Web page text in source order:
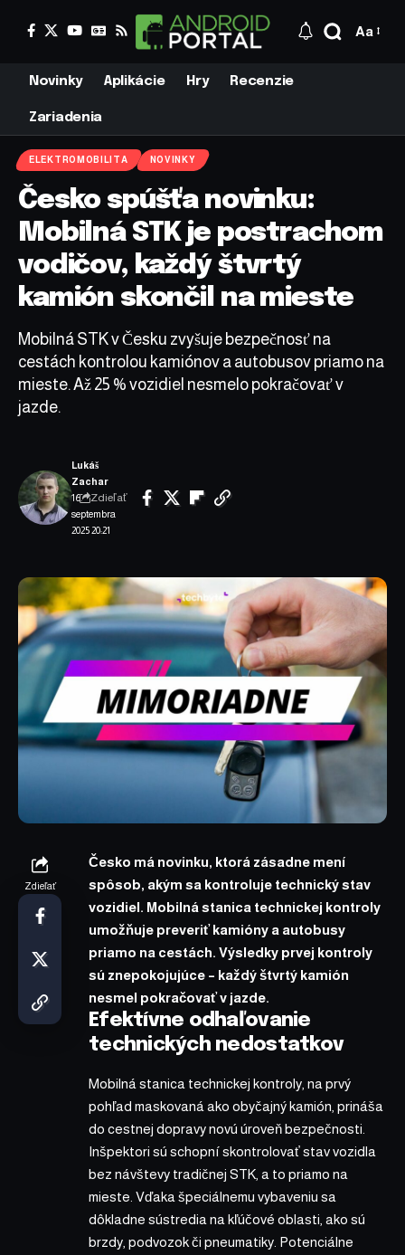
Aa
Novinky Aplikácie Hry Recenzie
Zariadenia
ELEKTROMOBILITA NOVINKY
Česko spúšťa novinku:
Mobilná STK je postrachom
vodičov, každý štvrtý
kamión skončil na mieste
Mobilná STK v Česku zvyšuje bezpečnosť na
cestách kontrolou kamiónov a autobusov priamo na
mieste. Až 25 % vozidiel nesmelo pokračovať v
jazde.
16.
septembra
2025 20:21
Lukáš
Zachar
Zdieľať
Zdieľať
Česko má novinku, ktorá zásadne mení
spôsob, akým sa kontroluje technický stav
vozidiel. Mobilná stanica technickej kontroly
umožňuje preveriť kamióny a autobusy
priamo na cestách. Výsledky prvej kontroly
sú znepokojujúce – každý štvrtý kamión
nesmel pokračovať v jazde.
Efektívne odhaľovanie
technických nedostatkov
Mobilná stanica technickej kontroly, na prvý
pohľad maskovaná ako obyčajný kamión, prináša
do cestnej dopravy novú úroveň bezpečnosti.
Inšpektori sú schopní skontrolovať stav vozidla
bez návštevy tradičnej STK, a to priamo na
mieste. Vďaka špeciálnemu vybaveniu sa
dôkladne sústredia na kľúčové oblasti, ako sú
brzdy, podvozok či pneumatiky. Potenciálne